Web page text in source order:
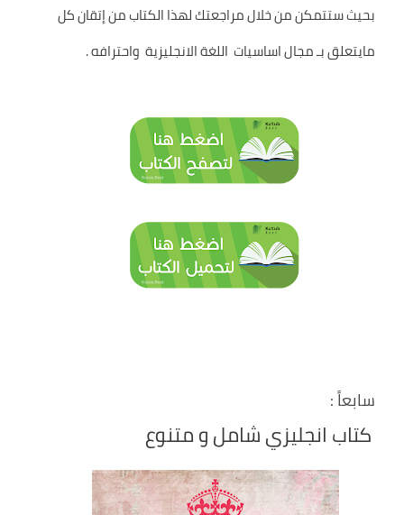
بحيث ستتمكن من خلال مراجعتك لهذا الكتاب من إتقان كل
مايتعلق بـ مجال اساسيات اللغة الانجليزية واحترافه .
سابعاً :
كتاب انجليزي شامل و متنوع